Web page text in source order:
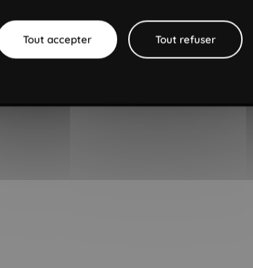
Tout accepter Tout refuser